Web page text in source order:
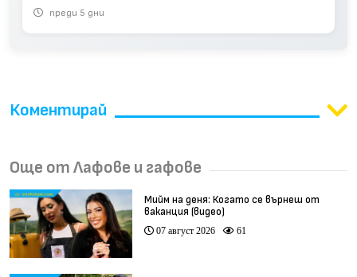
преди 5 дни
Коментирай
Още от Лафове и гафове
Мийм на деня: Когато се върнеш от
ваканция (видео)
07 август 2026 61